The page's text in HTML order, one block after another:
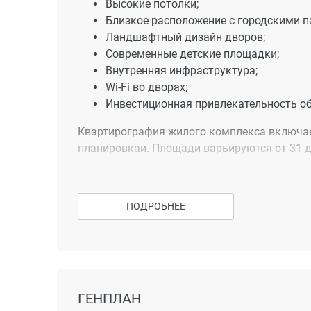
Высокие потолки;
Близкое расположение с городскими
Ландшафтный дизайн дворов;
Современные детские площадки;
Внутренняя инфраструктура;
Wi-Fi во дворах;
Инвестиционная привлекательность
Квартирография жилого комплекса
планировкаи. Площади варьируются от 31
друзей или наслаждаться временем,
и уютные лоджии по всей ширине
ПОДРОБНЕЕ
ГЕНПЛАН